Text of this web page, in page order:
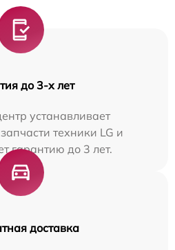
до 3-х лет
устанавливает
техники LG и
гарантию до 3 лет.
доставка